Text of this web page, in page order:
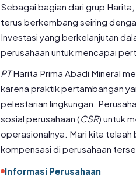
Sebagai bagian dari grup
terus berkembang seiring
Investasi yang berkelanjutan
perusahaan untuk mencapai
PTHarita Prima Abadi Mineral
karena praktik pertambangan
pelestarian lingkungan.
sosial perusahaan (CSR) untuk
operasionalnya. Mari kita telaah
kompensasi di perusahaan
Informasi Perusahaan